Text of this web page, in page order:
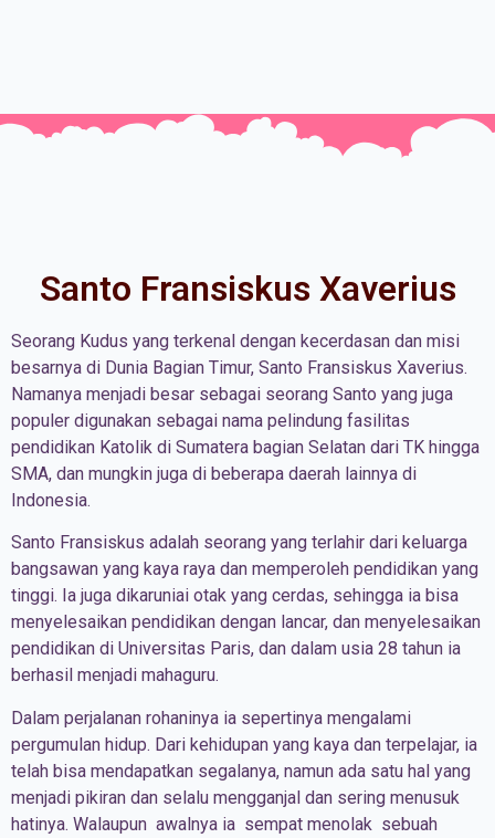
Santo Fransiskus Xaverius
Seorang Kudus yang terkenal dengan kecerdasan dan misi
besarnya di Dunia Bagian Timur, Santo Fransiskus Xaverius.
Namanya menjadi besar sebagai seorang Santo yang juga
populer digunakan sebagai nama pelindung fasilitas
pendidikan Katolik di Sumatera bagian Selatan dari TK hingga
SMA, dan mungkin juga di beberapa daerah lainnya di
Indonesia.
Santo Fransiskus adalah seorang yang terlahir dari keluarga
bangsawan yang kaya raya dan memperoleh pendidikan yang
tinggi. Ia juga dikaruniai otak yang cerdas, sehingga ia bisa
menyelesaikan pendidikan dengan lancar, dan menyelesaikan
pendidikan di Universitas Paris, dan dalam usia 28 tahun ia
berhasil menjadi mahaguru.
Dalam perjalanan rohaninya ia sepertinya mengalami
pergumulan hidup. Dari kehidupan yang kaya dan terpelajar, ia
telah bisa mendapatkan segalanya, namun ada satu hal yang
menjadi pikiran dan selalu mengganjal dan sering menusuk
hatinya. Walaupun awalnya ia sempat menolak sebuah